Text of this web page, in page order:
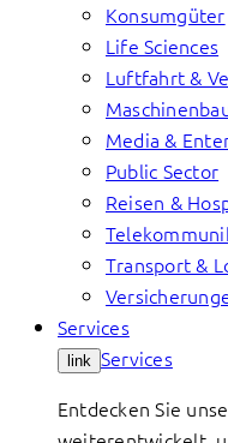
Konsumgüter
Life Sciences
Luftfahrt &
Media &
Public Sector
Reisen &
Transport &
Services
link Services
Entdecken Sie